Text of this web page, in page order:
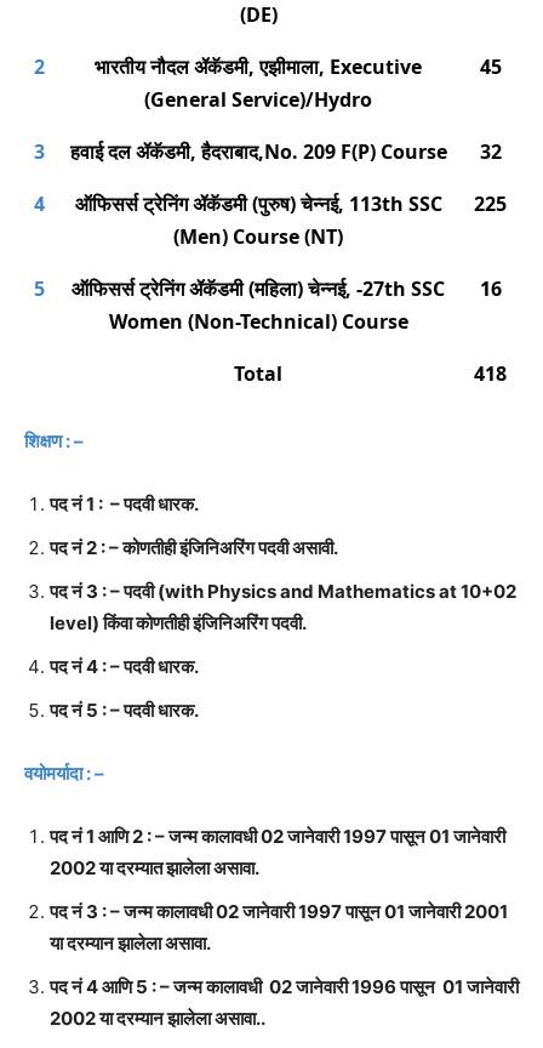
(DE)
2
भारतीय नौदल ॲकॅडमी, एझीमाला, Executive
(General Service)/Hydro
45
3 हवाई दल ॲकॅडमी, हैदराबाद,No. 209 F(P) Course
32
4
ऑफिसर्स ट्रेनिंग ॲकॅडमी (पुरुष) चेन्नई, 113th SSC
(Men) Course (NT)
225
5
ऑफिसर्स ट्रेनिंग ॲकॅडमी (महिला) चेन्नई, -27th SSC
Women (Non-Technical) Course
16
Total 418
शिक्षण: –
पद नं 1 : – पदवी धारक.
पद नं 2 : – कोणतीही इंजिनिअरिंग पदवी असावी.
पद नं 3 : – पदवी (with Physics and Mathematics at 10+02
level) किंवा कोणतीही इंजिनिअरिंग पदवी.
पद नं 4 : – पदवी धारक.
पद नं 5 : – पदवी धारक.
वयोमर्यादा : –
पद नं 1 आणि 2 : – जन्म कालावधी 02 जानेवारी 1997 पासून 01 जानेवारी
2002 या दरम्यात झालेला असावा.
पद नं 3 : – जन्म कालावधी 02 जानेवारी 1997 पासून 01 जानेवारी 2001
या दरम्यान झालेला असावा.
पद नं 4 आणि 5 : – जन्म कालावधी 02 जानेवारी 1996 पासून 01 जानेवारी
2002 या दरम्यान झालेला असावा..